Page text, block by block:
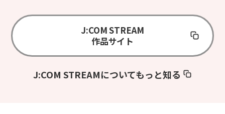
J:COM STREAM
作品サイト
J:COM STREAMについてもっと知る